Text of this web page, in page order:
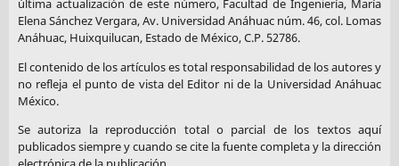
última actualización de este número, Facultad de Ingeniería, María
Elena Sánchez Vergara, Av. Universidad Anáhuac núm. 46, col. Lomas
Anáhuac, Huixquilucan, Estado de México, C.P. 52786.
El contenido de los artículos es total responsabilidad de los autores y
no refleja el punto de vista del Editor ni de la Universidad Anáhuac
México.
Se autoriza la reproducción total o parcial de los textos aquí
publicados siempre y cuando se cite la fuente completa y la dirección